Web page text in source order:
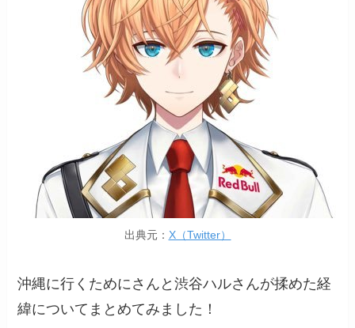
出典元： X（Twitter）
沖縄に行くためにさんと渋谷ハルさんが揉めた経
緯についてまとめてみました！